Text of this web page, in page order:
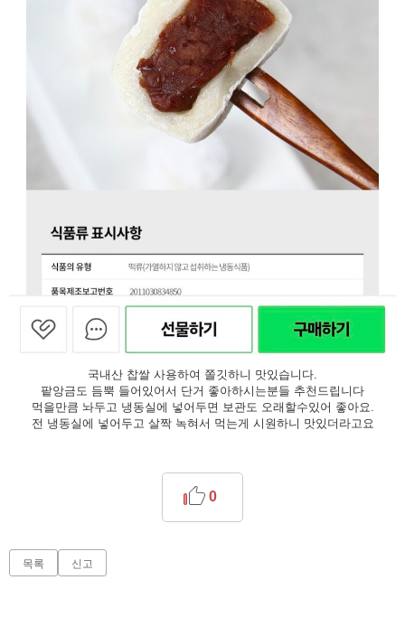
국내산 찹쌀 사용하여 쫄깃하니 맛있습니다.
팥앙금도 듬뿍 들어있어서 단거 좋아하시는분들 추천드립니다
먹을만큼 놔두고 냉동실에 넣어두면 보관도 오래할수있어 좋아요.
전 냉동실에 넣어두고 살짝 녹혀서 먹는게 시원하니 맛있더라고요
0
목록 신고